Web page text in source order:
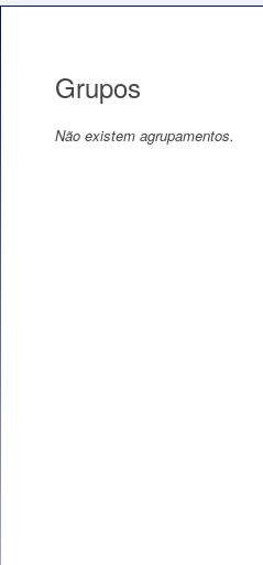
Grupos
Não existem agrupamentos.